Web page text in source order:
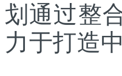
划通过整
力于打造